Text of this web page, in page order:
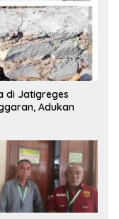
di Jatigreges
Adukan